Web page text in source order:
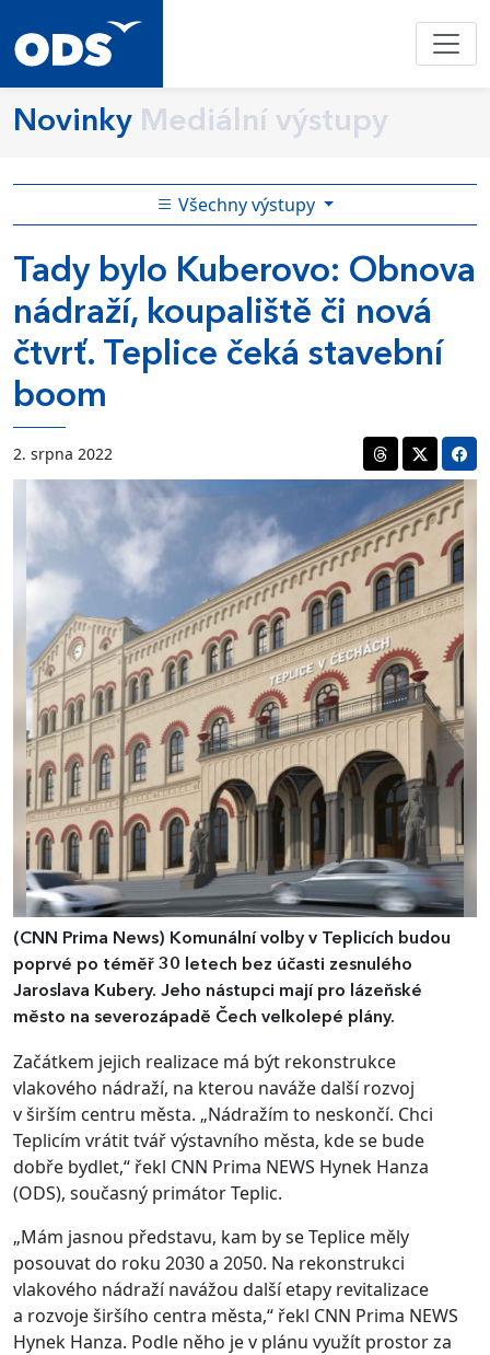
Novinky Mediální výstupy
Všechny výstupy
Tady bylo Kuberovo: Obnova
nádraží, koupaliště či nová
čtvrť. Teplice čeká stavební
boom
2. srpna 2022
(CNN Prima News) Komunální volby v Teplicích budou
poprvé po téměř 30 letech bez účasti zesnulého
Jaroslava Kubery. Jeho nástupci mají pro lázeňské
město na severozápadě Čech velkolepé plány.
Začátkem jejich realizace má být rekonstrukce
vlakového nádraží, na kterou naváže další rozvoj
v širším centru města. „Nádražím to neskončí. Chci
Teplicím vrátit tvář výstavního města, kde se bude
dobře bydlet,“ řekl CNN Prima NEWS Hynek Hanza
(ODS), současný primátor Teplic.
„Mám jasnou představu, kam by se Teplice měly
posouvat do roku 2030 a 2050. Na rekonstrukci
vlakového nádraží navážou další etapy revitalizace
a rozvoje širšího centra města,“ řekl CNN Prima NEWS
Hynek Hanza. Podle něho je v plánu využít prostor za